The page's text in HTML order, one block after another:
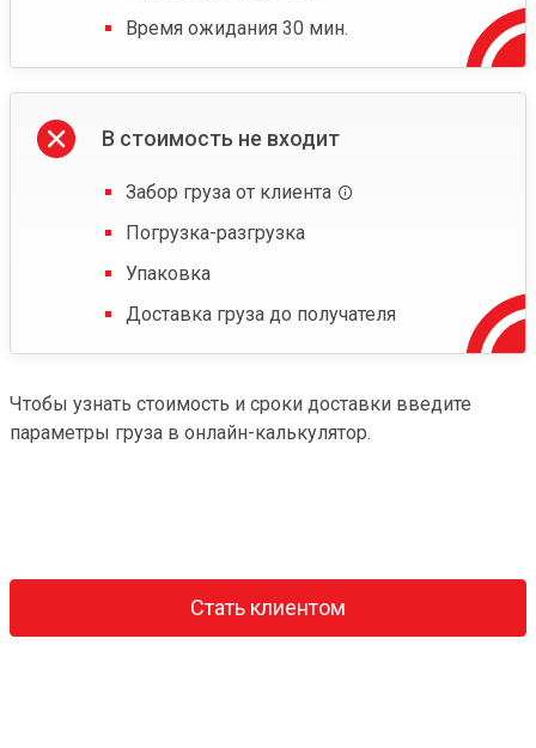
Время ожидания 30 мин.
В стоимость не входит
Забор груза от клиента
Погрузка-разгрузка
Упаковка
Доставка груза до получателя
Чтобы узнать стоимость и сроки доставки введите
параметры груза в онлайн-калькулятор.
Стать клиентом